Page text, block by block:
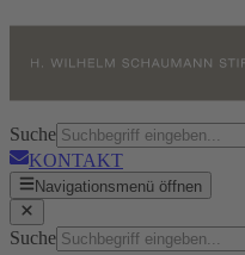
Suche
KONTAKT
Navigationsmenü öffnen
Suche